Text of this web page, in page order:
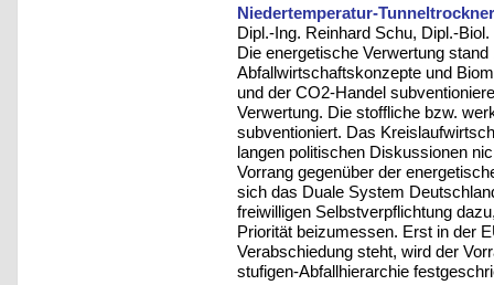
Niedertemperatur-
Dipl.-Ing. Reinhard Schu, Dipl.-
Die energetische Verwertung
Abfallwirtschaftskonzepte und
und der CO2-Handel
Verwertung. Die stoffliche bzw.
subventioniert. Das
langen politischen Diskussionen
Vorrang gegenüber der
sich das Duale System
freiwilligen Selbstverpflichtung
Priorität beizumessen. Erst in der
Verabschiedung steht, wird der
stufigen-Abfallhierarchie